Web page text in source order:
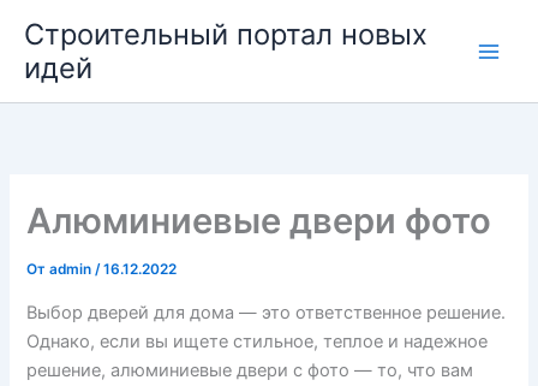
содержимому
Строительный портал новых
идей
Алюминиевые двери фото
Отadmin/16.12.2022
Выбор дверей для дома — это ответственное решение.
Однако, если вы ищете стильное, теплое и надежное
решение, алюминиевые двери с фото — то, что вам